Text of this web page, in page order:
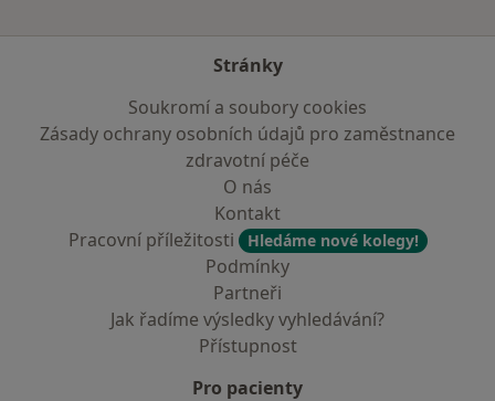
Stránky
Soukromí a soubory cookies
Zásady ochrany osobních údajů pro zaměstnance
zdravotní péče
O nás
Kontakt
Pracovní příležitosti
Hledáme nové kolegy!
Podmínky
Partneři
Jak řadíme výsledky vyhledávání?
Přístupnost
Pro pacienty